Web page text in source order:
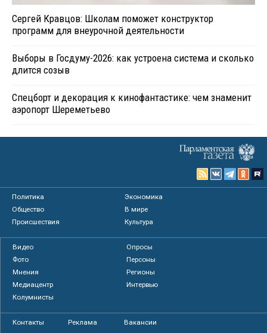
Сергей Кравцов: Школам поможет конструктор
программ для внеурочной деятельности
Выборы в Госдуму-2026: как устроена система и сколько
длится созыв
Спецборт и декорация к кинофантастике: чем знаменит
аэропорт Шереметьево
Политика
Экономика
Общество
В мире
Происшествия
Культура
Видео
Опросы
Фото
Персоны
Мнения
Регионы
Медиацентр
Интервью
Колумнисты
Контакты Реклама Вакансии